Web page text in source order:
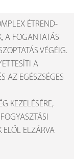
ÉTREND-
A FOGANTATÁS
VÉGÉIG.
A
AZ EGÉSZSÉGES
KEZELÉSÉRE,
ELŐL ELZÁRVA